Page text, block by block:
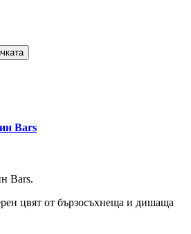
Bars
Bars.
цвят от бързосъхнеща и дишаща